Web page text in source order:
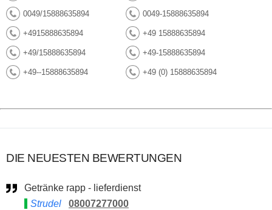
0049/15888635894 0049-15888635894
+4915888635894 +49 15888635894
+49/15888635894 +49-15888635894
+49--15888635894 +49 (0) 15888635894
DIE NEUESTEN BEWERTUNGEN
Getränke rapp - lieferdienst
Strudel
08007277000